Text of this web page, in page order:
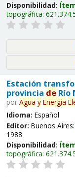
Disponibilidad:
topográfica:
Estación
provincia deRío
por Agua y Energía
Idioma: Español
Editor: Buenos Aires:
1988
Disponibilidad:
topográfica: